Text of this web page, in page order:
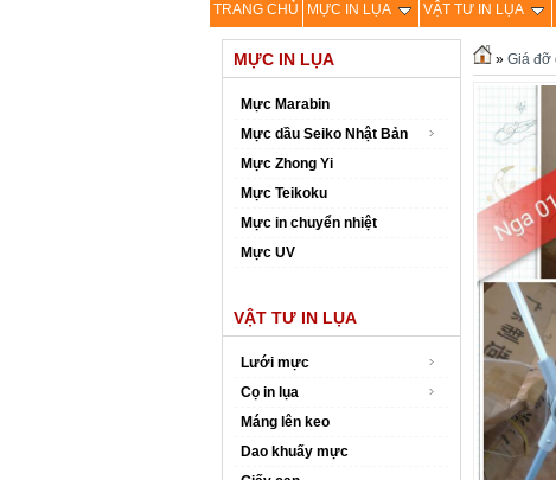
TRANG CHỦ MỰC IN LỤA VẬT TƯ IN LỤA
MỰC IN LỤA
Mực Marabin
Mực dầu Seiko Nhật Bản
Mực Zhong Yi
Mực Teikoku
Mực in chuyển nhiệt
Mực UV
VẬT TƯ IN LỤA
Lưới mực
Cọ in lụa
Máng lên keo
Dao khuấy mực
» Giá đỡ